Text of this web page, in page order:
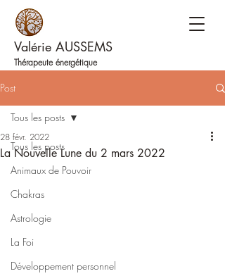
Valérie AUSSEMS
Thérapeute énergétique
Post
Tous les posts
Animaux de Pouvoir
Chakras
Astrologie
La Foi
Développement personnel
Tous les posts
La Nouvelle Lune du 2 mars 2022
28 févr. 2022